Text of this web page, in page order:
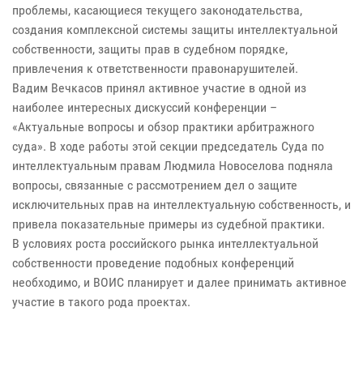
проблемы, касающиеся текущего законодательства,
создания комплексной системы защиты интеллектуальной
собственности, защиты прав в судебном порядке,
привлечения к ответственности правонарушителей.
Вадим Вечкасов принял активное участие в одной из
наиболее интересных дискуссий конференции –
«Актуальные вопросы и обзор практики арбитражного
суда». В ходе работы этой секции председатель Суда по
интеллектуальным правам Людмила Новоселова подняла
вопросы, связанные с рассмотрением дел о защите
исключительных прав на интеллектуальную собственность, и
привела показательные примеры из судебной практики.
В условиях роста российского рынка интеллектуальной
собственности проведение подобных конференций
необходимо, и ВОИС планирует и далее принимать активное
участие в такого рода проектах.